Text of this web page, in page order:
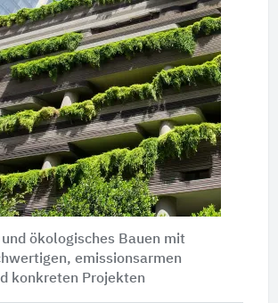
ökologisches Bauen mit
emissionsarmen
konkreten Projekten